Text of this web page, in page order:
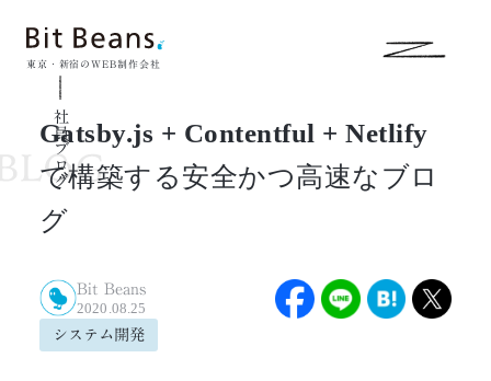
東京・新宿のWEB制作会社
社員ブログ
Gatsby.js + Contentful + Netlify
で構築する安全かつ高速なブロ
グ
Bit Beans
2020.08.25
システム開発